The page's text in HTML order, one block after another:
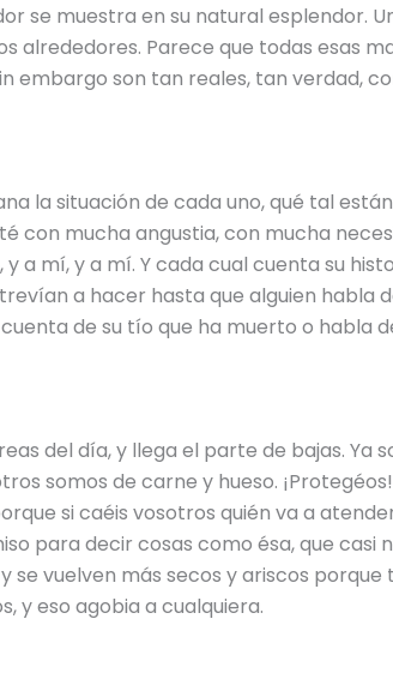
se muestra en su natural esplendor.
alrededores. Parece que todas esas
embargo son tan reales, tan verdad,
la situación de cada uno, qué tal
con mucha angustia, con mucha
a mí, y a mí. Y cada cual cuenta su
a hacer hasta que alguien habla
de su tío que ha muerto o habla
del día, y llega el parte de bajas. Ya
somos de carne y hueso.
si caéis vosotros quién va a
para decir cosas como ésa, que
vuelven más secos y ariscos
y eso agobia a cualquiera.